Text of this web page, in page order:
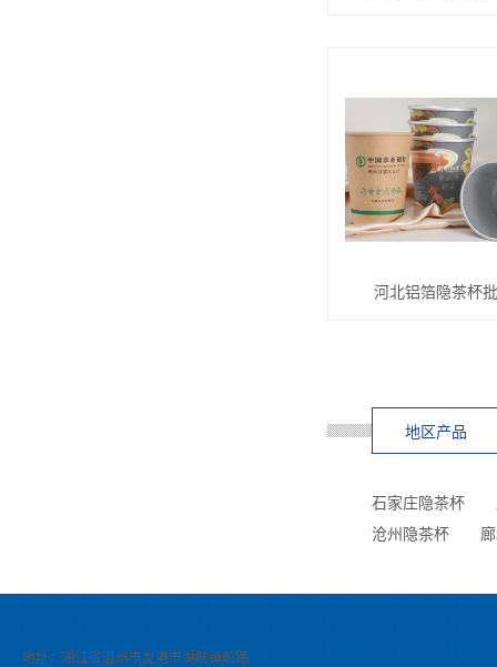
河北铝箔隐茶杯
地区产品
石家庄隐茶杯
沧州隐茶杯
地址：浙江省温州市龙港市湖前镇前路